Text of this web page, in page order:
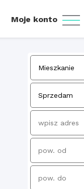
Moje konto